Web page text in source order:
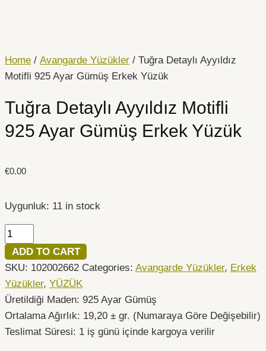
Home / Avangarde Yüzükler / Tuğra Detaylı Ayyıldız
Motifli 925 Ayar Gümüş Erkek Yüzük
Tuğra Detaylı Ayyıldız Motifli
925 Ayar Gümüş Erkek Yüzük
€0.00
Uygunluk: 11 in stock
Motifli
925
Gümüş
Erkek
Yüzük
ADD TO CART
SKU: 102002662 Categories: Avangarde Yüzükler, Erkek
Yüzükler, YÜZÜK
Üretildiği Maden: 925 Ayar Gümüş
Ortalama Ağırlık: 19,20 ± gr. (Numaraya Göre Değişebilir)
Teslimat Süresi: 1 iş günü içinde kargoya verilir